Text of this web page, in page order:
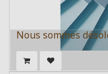
Nous sommes